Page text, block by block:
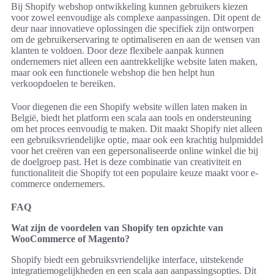
Bij Shopify webshop ontwikkeling kunnen gebruikers kiezen
voor zowel eenvoudige als complexe aanpassingen. Dit opent de
deur naar innovatieve oplossingen die specifiek zijn ontworpen
om de gebruikerservaring te optimaliseren en aan de wensen van
klanten te voldoen. Door deze flexibele aanpak kunnen
ondernemers niet alleen een aantrekkelijke website laten maken,
maar ook een functionele webshop die hen helpt hun
verkoopdoelen te bereiken.
Voor diegenen die een Shopify website willen laten maken in
België, biedt het platform een scala aan tools en ondersteuning
om het proces eenvoudig te maken. Dit maakt Shopify niet alleen
een gebruiksvriendelijke optie, maar ook een krachtig hulpmiddel
voor het creëren van een gepersonaliseerde online winkel die bij
de doelgroep past. Het is deze combinatie van creativiteit en
functionaliteit die Shopify tot een populaire keuze maakt voor e-
commerce ondernemers.
FAQ
Wat zijn de voordelen van Shopify ten opzichte van
WooCommerce of Magento?
Shopify biedt een gebruiksvriendelijke interface, uitstekende
integratiemogelijkheden en een scala aan aanpassingsopties. Dit